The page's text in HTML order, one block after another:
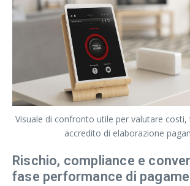
Visuale di confronto utile per valutare
accredito di elaborazione
Rischio, compliance e
fase performance di